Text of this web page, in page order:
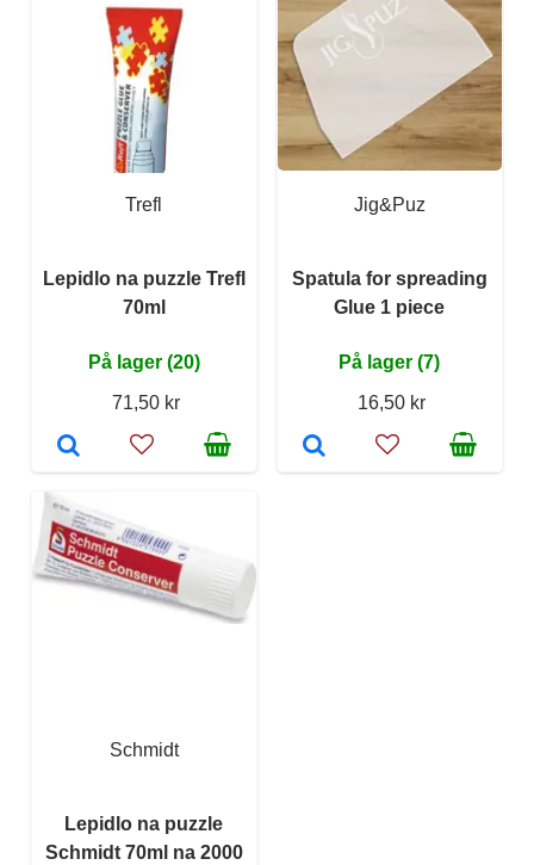
Trefl
Lepidlo na puzzle Trefl
70ml
På lager (20)
71,50 kr
Jig&Puz
Spatula for spreading
Glue 1 piece
På lager (7)
16,50 kr
Schmidt
Lepidlo na puzzle
Schmidt 70ml na 2000